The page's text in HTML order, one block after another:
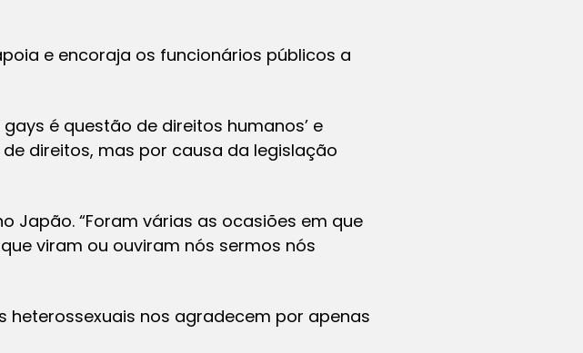
e encoraja os funcionários públicos a
é questão de direitos humanos’ e
direitos, mas por causa da legislação
Japão. “Foram várias as ocasiões em que
viram ou ouviram nós sermos nós
heterossexuais nos agradecem por apenas